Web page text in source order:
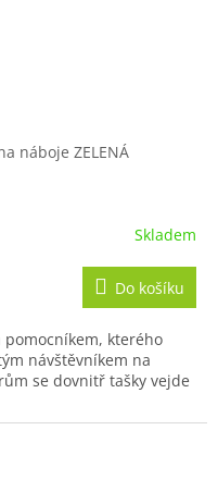
náboje ZELENÁ
Skladem
Do košíku
pomocníkem, kterého
návštěvníkem na
se dovnitř tašky vejde